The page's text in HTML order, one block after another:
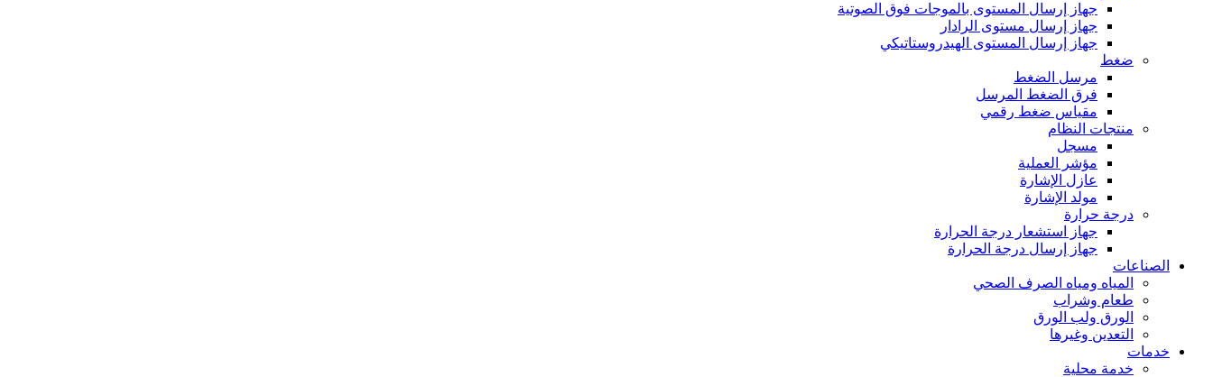
جهاز إرسال المستوى بالموجات فوق الصوتية
جهاز إرسال مستوى الرادار
جهاز إرسال المستوى الهيدروستاتيكي
ضغط
مرسل الضغط
فرق الضغط المرسل
مقياس ضغط رقمي
منتجات النظام
مسجل
مؤشر العملية
عازل الإشارة
مولد الإشارة
درجة حرارة
جهاز استشعار درجة الحرارة
جهاز إرسال درجة الحرارة
الصناعات
المياه ومياه الصرف الصحي
طعام وشراب
الورق ولب الورق
التعدين وغيرها
خدمات
خدمة محلية